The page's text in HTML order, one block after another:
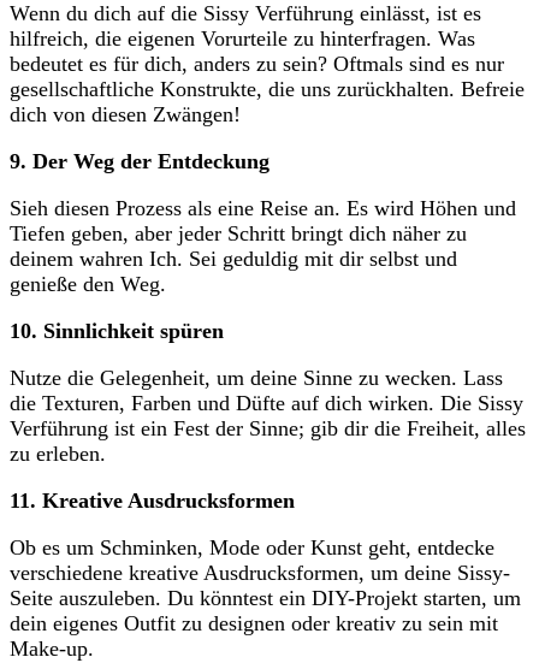
Wenn du dich auf die Sissy Verführung einlässt, ist es
hilfreich, die ​eigenen Vorurteile zu hinterfragen. Was
bedeutet es für dich, anders zu sein?‌ Oftmals⁤ sind es nur
gesellschaftliche ⁢Konstrukte, die uns zurückhalten. Befreie
‌dich von diesen Zwängen!
9. Der Weg der Entdeckung
Sieh diesen ​Prozess als‌ eine‍ Reise an. Es wird Höhen ​und
Tiefen geben, ‍aber jeder‍ Schritt bringt dich näher⁣ zu
deinem wahren Ich. ‌Sei geduldig⁢ mit dir selbst und
genieße⁤ den Weg.
10. ​Sinnlichkeit spüren
Nutze die Gelegenheit, um ‌deine Sinne zu wecken. Lass
die Texturen, Farben und Düfte ⁣auf dich wirken. Die Sissy
Verführung ist ein Fest der Sinne;⁤ gib dir die Freiheit, alles
zu erleben.
11. Kreative Ausdrucksformen
Ob es um Schminken, Mode oder Kunst geht, entdecke ​
verschiedene kreative Ausdrucksformen, um deine‌ Sissy-
Seite auszuleben. Du könntest ein DIY-Projekt starten, um
dein eigenes Outfit zu designen oder kreativ zu sein mit
Make-up.